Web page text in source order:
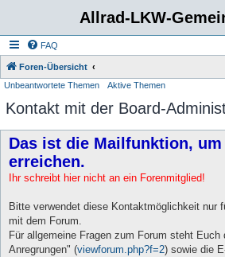
Allrad-LKW-
FAQ
Foren-Übersicht
Unbeantwortete Themen Aktive Themen
Kontakt mit der Board-
Das ist die Mailfunktion,
erreichen.
Ihr schreibt hier nicht an ein Forenmitglied!
Bitte verwendet diese Kontaktmöglichkeit nur
mit dem Forum.
Für allgemeine Fragen zum Forum steht
Anregrungen" (viewforum.php?f=2) sowie die